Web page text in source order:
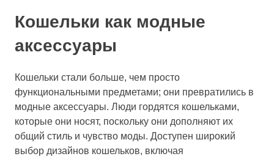
Кошельки как модные
аксессуары
Кошельки стали больше, чем просто
функциональными предметами; они превратились в
модные аксессуары. Люди гордятся кошельками,
которые они носят, поскольку они дополняют их
общий стиль и чувство моды. Доступен широкий
выбор дизайнов кошельков, включая